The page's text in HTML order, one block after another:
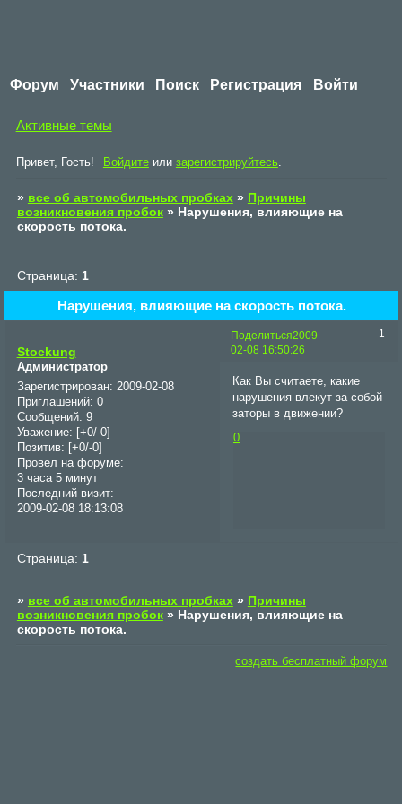
Форум Участники Поиск Регистрация Войти
Активные темы
Привет, Гость! Войдитеили зарегистрируйтесь
» все об автомобильных пробках » Причины
возникновения пробок » Нарушения, влияющие на
скорость потока.
Нарушения, влияющие на скорость потока.
Страница: 1
Поделиться 1
2009-
02-08 16:50:26
Stockung
Администратор
Зарегистрирован: 2009-02-08
Приглашений: 0
Сообщений: 9
Уважение:
[+0/-0]
Позитив:
[+0/-0]
Провел на форуме:
3 часа 5 минут
Последний визит:
2009-02-08 18:13:08
Как Вы считаете, какие
нарушения влекут за собой
заторы в движении?
0
Страница: 1
» все об автомобильных пробках » Причины
возникновения пробок » Нарушения, влияющие на
скорость потока.
создать бесплатный форум